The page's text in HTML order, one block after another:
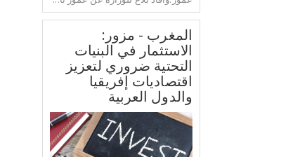
المغرب - مزور:
الاستثمار في البنيات
التحتية ضروري لتعزيز
اقتصاديات إفريقيا
والدول العربية